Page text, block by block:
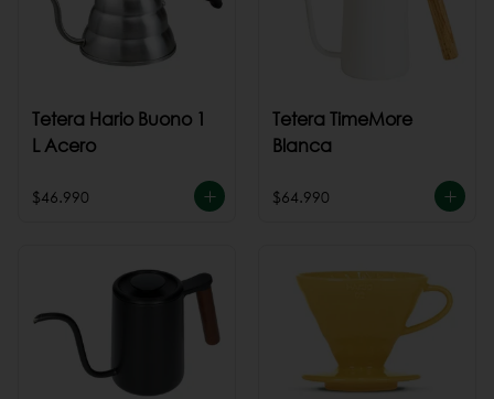
Tetera Hario Buono 1
L Acero
$46.990
Tetera TimeMore
Blanca
$64.990